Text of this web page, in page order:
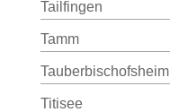
Tailfingen
Tamm
Tauberbischofsheim
Titisee